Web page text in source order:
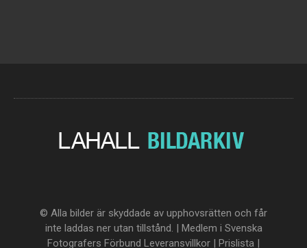
© Alla bilder är skyddade av upphovsrätten och får
inte laddas ner utan tillstånd. | Medlem i Svenska
Fotografers Förbund Leveransvillkor | Prislista |